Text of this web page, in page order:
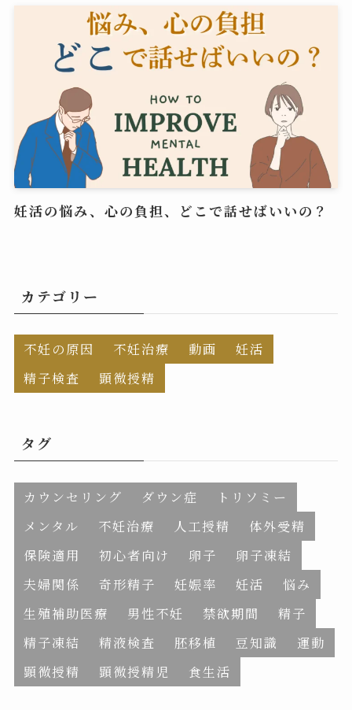
妊活の悩み、心の負担、どこで話せばいいの？
カテゴリー
不妊の原因 不妊治療 動画
妊活
精子検査
顕微授精
タグ
カウンセリング ダウン症
トリソミー
メンタル
不妊治療 人工授精
体外受精
保険適用
初心者向け 卵子
卵子凍結
夫婦関係
奇形精子 妊娠率 妊活
悩み
生殖補助医療
男性不妊 禁欲期間
精子
精子凍結
精液検査 胚移植 豆知識
運動
顕微授精
顕微授精児 食生活